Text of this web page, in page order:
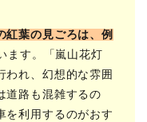
紅葉の見ごろは、例
ます。「嵐山花灯
われ、幻想的な雰囲
道路も混雑するの
を利用するのがおす